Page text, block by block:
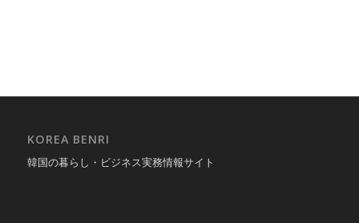
KOREA BENRI
韓国の暮らし・ビジネス実務情報サイト